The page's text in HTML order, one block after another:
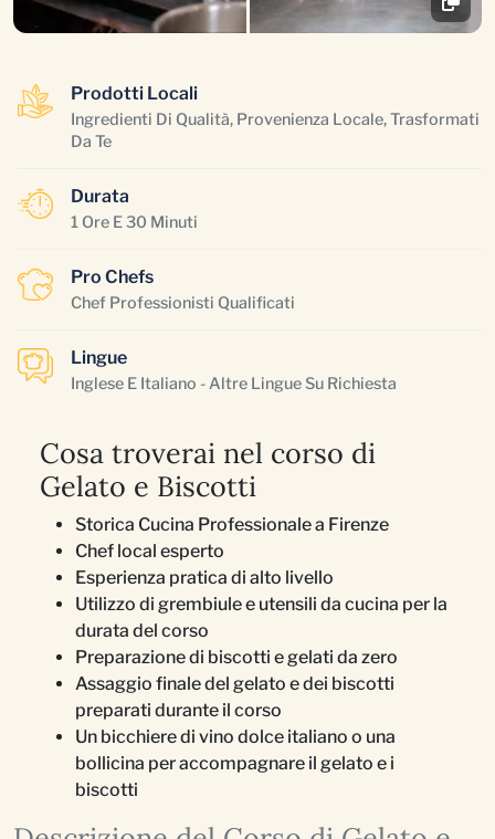
Prodotti Locali
Ingredienti Di Qualità, Provenienza Locale, Trasformati
Da Te
Durata
1 Ore E 30 Minuti
Pro Chefs
Chef Professionisti Qualificati
Lingue
Inglese E Italiano - Altre Lingue Su Richiesta
Cosa troverai nel corso di
Gelato e Biscotti
Storica Cucina Professionale a Firenze
Chef local esperto
Esperienza pratica di alto livello
Utilizzo di grembiule e utensili da cucina per la
durata del corso
Preparazione di biscotti e gelati da zero
Assaggio finale del gelato e dei biscotti
preparati durante il corso
Un bicchiere di vino dolce italiano o una
bollicina per accompagnare il gelato e i
biscotti